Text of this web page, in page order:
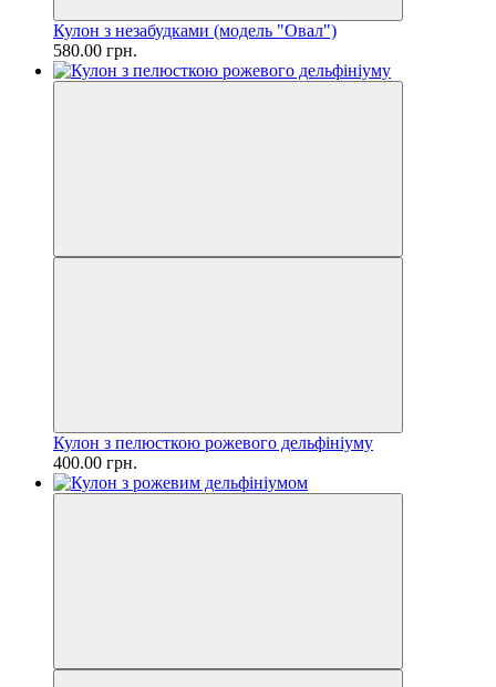
Кулон з незабудками (модель "Овал")
580.00 грн.
Кулон з пелюсткою рожевого дельфініуму
400.00 грн.